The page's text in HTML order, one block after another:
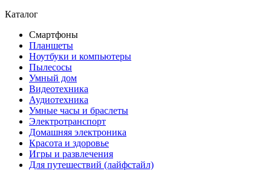
Каталог
Смартфоны
Планшеты
Ноутбуки и компьютеры
Пылесосы
Умный дом
Видеотехника
Аудиотехника
Умные часы и браслеты
Электротранспорт
Домашняя электроника
Красота и здоровье
Игры и развлечения
Для путешествий (лайфстайл)